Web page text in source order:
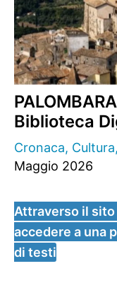
Biblioteca
Cronaca, Cultura,
Maggio 2026
Attraverso il sito
accedere a una
di testi